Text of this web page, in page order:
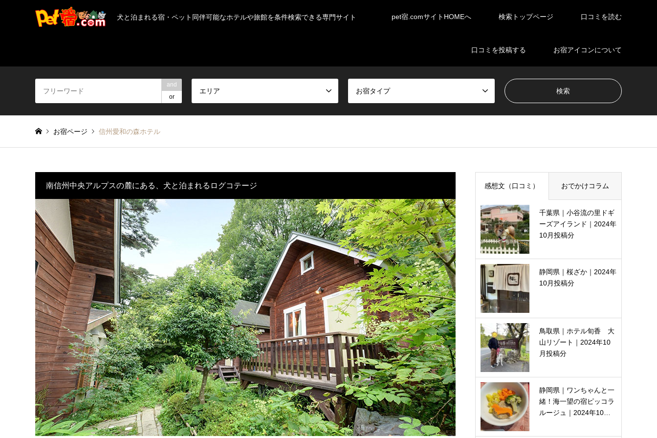
犬と泊まれる宿・ペット同伴可能なホテルや旅館を条件検索できる専門サイト pet宿.comサイトHOMEへ 検索トップページ 口コミを読む
口コミを投稿する お宿アイコンについて
and
or
エリア お宿タイプ
お宿ページ 信州愛和の森ホテル
南信州中央アルプスの麓にある、犬と泊まれるログコテージ 感想文（口コミ） おでかけコラム
千葉県｜小谷流の里ドギ
ーズアイランド｜2024年
10月投稿分
静岡県｜桜ざか｜2024年
10月投稿分
鳥取県｜ホテル旬香 大
山リゾート｜2024年10
月投稿分
静岡県｜ワンちゃんと一
緒！海一望の宿ピッコラ
ルージュ｜2024年10…